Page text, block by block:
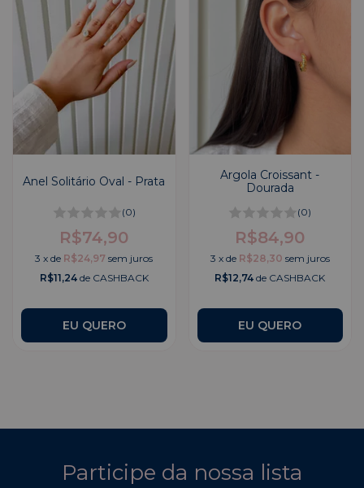
Anel Solitário Oval - Prata
(0)
R$74,90
3 xde R$24,97 sem juros
R$11,24de CASHBACK
EU QUERO
Argola Croissant -
Dourada
(0)
R$84,90
3 x de R$28,30 sem juros
R$12,74 de CASHBACK
Participe da nossa lista